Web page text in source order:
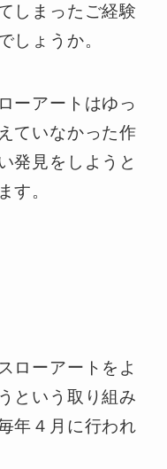
しまったご経験
しょうか。
ーアートはゆっ
ていなかった作
発見をしようと
す。
ローアートをよ
という取り組み
年４月に行われ